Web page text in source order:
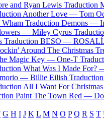
and Ryan Lewis Traduction
Another Love — Tom
Wham Traduction Demons —
— Miley Cyrus
Traduction BESO —
Around The Christmas
Magic Key — One-T
What Was I Made For?
— Billie Eilish
All I Want For
Paint The Town Red —
G H I J K L M N O P Q R S T